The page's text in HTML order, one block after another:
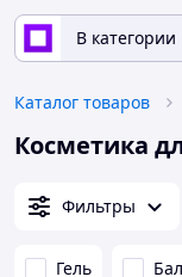
В категории
Каталог товаров
Косметика
Фильтры
Гель